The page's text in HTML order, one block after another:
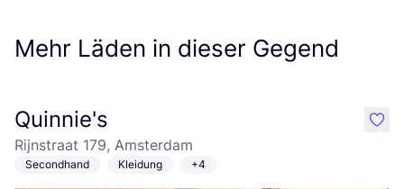
Mehr Läden in dieser Gegend
Quinnie's
Rijnstraat 179, Amsterdam
Secondhand Kleidung +4
like